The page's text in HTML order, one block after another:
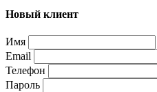
Новый клиент
Имя
Email
Телефон
Пароль